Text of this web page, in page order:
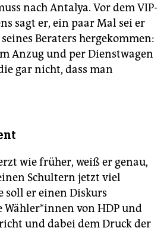
nach Antalya. Vor dem VIP-
sagt er, ein paar Mal sei er
Beraters hergekommen:
Anzug und per Dienstwagen
gar nicht, dass man
wie früher, weiß er genau,
Schultern jetzt viel
soll er einen Diskurs
von HDP und
und dabei dem Druck der